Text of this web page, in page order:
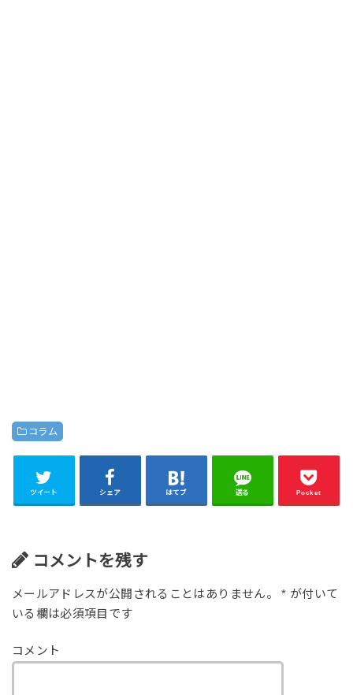
コラム
ツイート シェア はてブ 送る Pocket
コメントを残す
メールアドレスが公開されることはありません。 * が付いて
いる欄は必須項目です
コメント